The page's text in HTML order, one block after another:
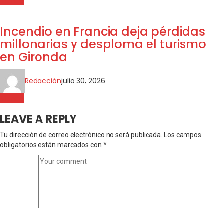
Incendio en Francia deja pérdidas
millonarias y desploma el turismo
en Gironda
Redacciónjulio 30, 2026
LEAVE A REPLY
Tu dirección de correo electrónico no será publicada. Los campos
obligatorios están marcados con *